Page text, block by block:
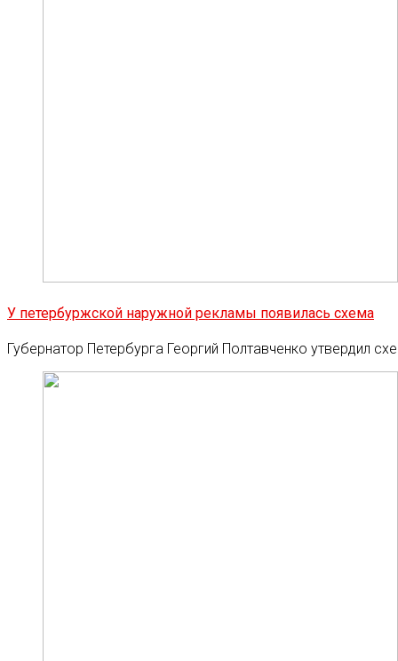
У петербуржской наружной рекламы появилась схема
Губернатор Петербурга Георгий Полтавченко утвердил